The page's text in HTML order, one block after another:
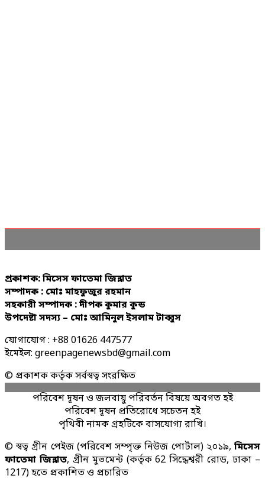
প্রকাশক: মিসেস ফাতেমা জিন্নাত
সম্পাদক : মোঃ মাহফুজুর রহমান
সহকারী সম্পাদক : দীপক কুমার কুন্ড
উপদেষ্টা সদস্য – মোঃ আমিনুল ইসলাম টাব্বুস
যোগাযোগ : +88 01626 447577
ইমেইল: greenpagenewsbd@gmail.com
© প্রকাশক কর্তৃক সর্বস্বত্ব সংরক্ষিত
পরিবেশ দূষন ও জলবায়ু পরিবর্তন বিষয়ে অবগত হই
পরিবেশ দূষন প্রতিরোধে সচেতন হই
পৃথিবী নামক গ্রহটিকে বাসযোগ্য রাখি।
© স্বত্ব গ্রীন পেইজ (পরিবেশ সম্পৃক্ত নিউজ পোর্টাল) ২০১৯, মিসেস
ফাতেমা জিন্নাত, গ্রীন মুভমেন্ট (কর্তৃক 62 সিদ্ধেশ্বরী রোড, ঢাকা –
1217) হতে প্রকাশিত ও প্রচারিত